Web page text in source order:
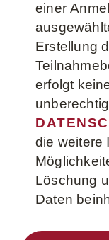
einer
Erstellung
erfolgt
die weitere
Löschung
Daten